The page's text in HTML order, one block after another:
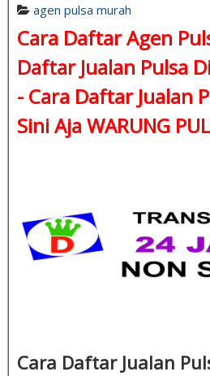
agen pulsa murah
Cara Daftar Agen
Daftar Jualan Pulsa
- Cara Daftar Jualan
Sini Aja WARUNG
Cara Daftar Jualan